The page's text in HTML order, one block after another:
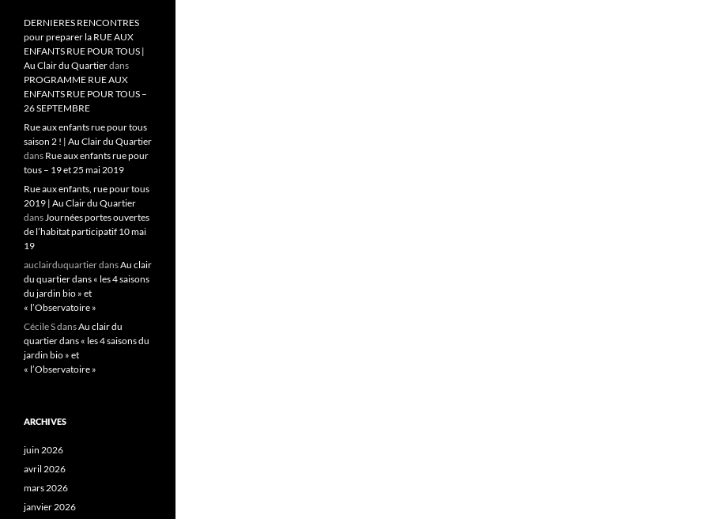
DERNIERES RENCONTRES
pour preparer la RUE AUX
ENFANTS RUE POUR TOUS |
Au Clair du Quartierdans
PROGRAMME RUE AUX
ENFANTS RUE POUR TOUS –
26 SEPTEMBRE
Rue aux enfants rue pour tous
saison 2 ! | Au Clair du Quartier
dans Rue aux enfants rue pour
tous – 19 et 25 mai 2019
Rue aux enfants, rue pour tous
2019 | Au Clair du Quartier
dansJournées portes ouvertes
de l’habitat participatif 10 mai
19
auclairduquartierdansAu clair
du quartier dans « les 4 saisons
du jardin bio » et
« l’Observatoire »
Cécile SdansAu clair du
quartier dans « les 4 saisons du
jardin bio » et
« l’Observatoire »
ARCHIVES
juin 2026
avril 2026
mars 2026
janvier 2026